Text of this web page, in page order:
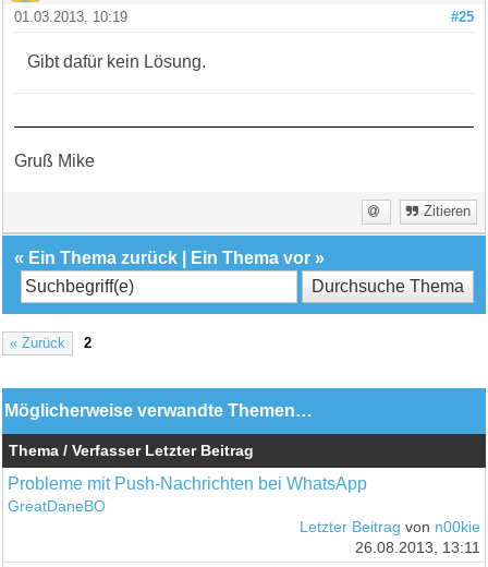
#25
01.03.2013, 10:19
Gibt dafür kein Lösung.
Gruß Mike
Zitieren
« Ein Thema zurück Ein Thema vor »
« Zurück 2
Möglicherweise verwandte Themen…
Thema / Verfasser Letzter Beitrag
Probleme mit Push-Nachrichten bei WhatsApp
GreatDaneBO
Letzter Beitrag von n00kie
26.08.2013, 13:11